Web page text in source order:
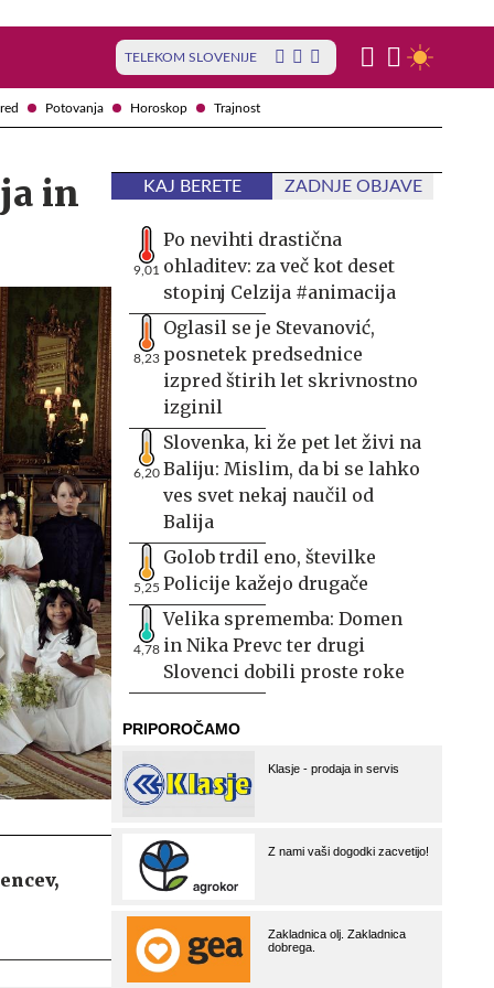
Potovanja Horoskop Trajnost
TELEKOM SLOVENIJE
in KAJ BERETE ZADNJE OBJAVE
9,01
Po nevihti drastična
ohladitev: za več kot deset
stopinj Celzija #animacija
8,23
Oglasil se je Stevanović,
posnetek predsednice
izpred štirih let skrivnostno
izginil
6,20
Slovenka, ki že pet let živi na
Baliju: Mislim, da bi se lahko
ves svet nekaj naučil od
Balija
5,25
Golob trdil eno, številke
Policije kažejo drugače
4,78
Velika sprememba: Domen
in Nika Prevc ter drugi
Slovenci dobili proste roke